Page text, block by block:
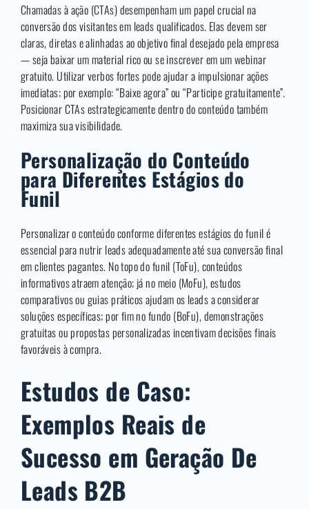
Chamadas à ação (CTAs) desempenham um papel crucial na
conversão dos visitantes em leads qualificados. Elas devem ser
claras, diretas e alinhadas ao objetivo final desejado pela empresa
— seja baixar um material rico ou se inscrever em um webinar
gratuito. Utilizar verbos fortes pode ajudar a impulsionar ações
imediatas; por exemplo: “Baixe agora” ou “Participe gratuitamente”.
Posicionar CTAs estrategicamente dentro do conteúdo também
maximiza sua visibilidade.
Personalização do Conteúdo
para Diferentes Estágios do
Funil
Personalizar o conteúdo conforme diferentes estágios do funil é
essencial para nutrir leads adequadamente até sua conversão final
em clientes pagantes. No topo do funil (ToFu), conteúdos
informativos atraem atenção; já no meio (MoFu), estudos
comparativos ou guias práticos ajudam os leads a considerar
soluções específicas; por fim no fundo (BoFu), demonstrações
gratuitas ou propostas personalizadas incentivam decisões finais
favoráveis à compra.
Estudos de Caso:
Exemplos Reais de
Sucesso em Geração De
Leads B2B